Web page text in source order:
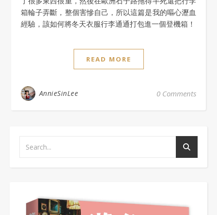
箱輪子弄斷，整個害慘自己，所以這篇是我的嘔心瀝血
經驗，該如何將冬天衣服行李通通打包進一個登機箱！
READ MORE
AnnieSinLee 0 Comments